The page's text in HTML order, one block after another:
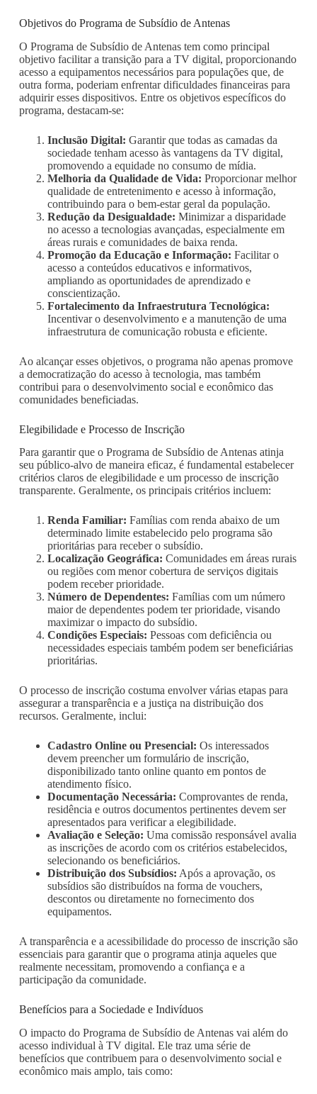
Objetivos do Programa de Subsídio de Antenas
O Programa de Subsídio de Antenas tem como principal
objetivo facilitar a transição para a TV digital, proporcionando
acesso a equipamentos necessários para populações que, de
outra forma, poderiam enfrentar dificuldades financeiras para
adquirir esses dispositivos. Entre os objetivos específicos do
programa, destacam-se:
Inclusão Digital: Garantir que todas as camadas da
sociedade tenham acesso às vantagens da TV digital,
promovendo a equidade no consumo de mídia.
Melhoria da Qualidade de Vida: Proporcionar melhor
qualidade de entretenimento e acesso à informação,
contribuindo para o bem-estar geral da população.
Redução da Desigualdade: Minimizar a disparidade
no acesso a tecnologias avançadas, especialmente em
áreas rurais e comunidades de baixa renda.
Promoção da Educação e Informação: Facilitar o
acesso a conteúdos educativos e informativos,
ampliando as oportunidades de aprendizado e
conscientização.
Fortalecimento da Infraestrutura Tecnológica:
Incentivar o desenvolvimento e a manutenção de uma
infraestrutura de comunicação robusta e eficiente.
Ao alcançar esses objetivos, o programa não apenas promove
a democratização do acesso à tecnologia, mas também
contribui para o desenvolvimento social e econômico das
comunidades beneficiadas.
Elegibilidade e Processo de Inscrição
Para garantir que o Programa de Subsídio de Antenas atinja
seu público-alvo de maneira eficaz, é fundamental estabelecer
critérios claros de elegibilidade e um processo de inscrição
transparente. Geralmente, os principais critérios incluem:
Renda Familiar: Famílias com renda abaixo de um
determinado limite estabelecido pelo programa são
prioritárias para receber o subsídio.
Localização Geográfica: Comunidades em áreas rurais
ou regiões com menor cobertura de serviços digitais
podem receber prioridade.
Número de Dependentes: Famílias com um número
maior de dependentes podem ter prioridade, visando
maximizar o impacto do subsídio.
Condições Especiais: Pessoas com deficiência ou
necessidades especiais também podem ser beneficiárias
prioritárias.
O processo de inscrição costuma envolver várias etapas para
assegurar a transparência e a justiça na distribuição dos
recursos. Geralmente, inclui:
Cadastro Online ou Presencial: Os interessados
devem preencher um formulário de inscrição,
disponibilizado tanto online quanto em pontos de
atendimento físico.
Documentação Necessária: Comprovantes de renda,
residência e outros documentos pertinentes devem ser
apresentados para verificar a elegibilidade.
Avaliação e Seleção: Uma comissão responsável avalia
as inscrições de acordo com os critérios estabelecidos,
selecionando os beneficiários.
Distribuição dos Subsídios: Após a aprovação, os
subsídios são distribuídos na forma de vouchers,
descontos ou diretamente no fornecimento dos
equipamentos.
A transparência e a acessibilidade do processo de inscrição são
essenciais para garantir que o programa atinja aqueles que
realmente necessitam, promovendo a confiança e a
participação da comunidade.
Benefícios para a Sociedade e Indivíduos
O impacto do Programa de Subsídio de Antenas vai além do
acesso individual à TV digital. Ele traz uma série de
benefícios que contribuem para o desenvolvimento social e
econômico mais amplo, tais como: